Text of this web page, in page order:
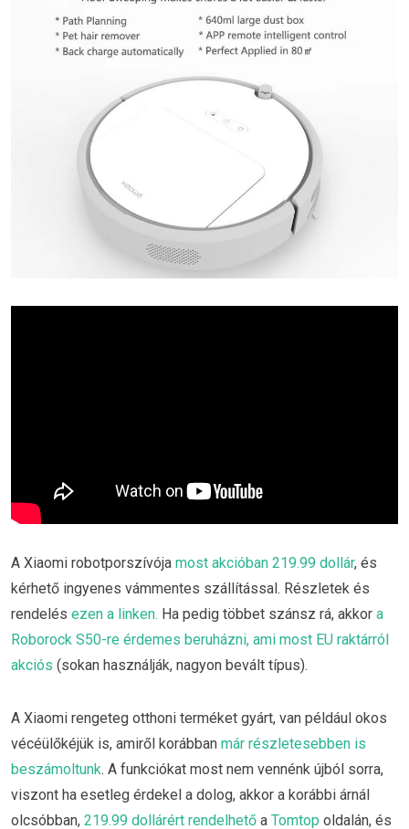
A Xiaomi robotporszívója most akcióban 219.99 dollár, és
kérhető ingyenes vámmentes szállítással. Részletek és
rendelés ezen a linken. Ha pedig többet szánsz rá, akkor a
Roborock S50-re érdemes beruházni, ami most EU raktárról
akciós (sokan használják, nagyon bevált típus).
A Xiaomi rengeteg otthoni terméket gyárt, van például okos
vécéülőkéjük is, amiről korábban már részletesebben is
beszámoltunk. A funkciókat most nem vennénk újból sorra,
viszont ha esetleg érdekel a dolog, akkor a korábbi árnál
olcsóbban, 219.99 dollárért rendelhető a Tomtop oldalán, és